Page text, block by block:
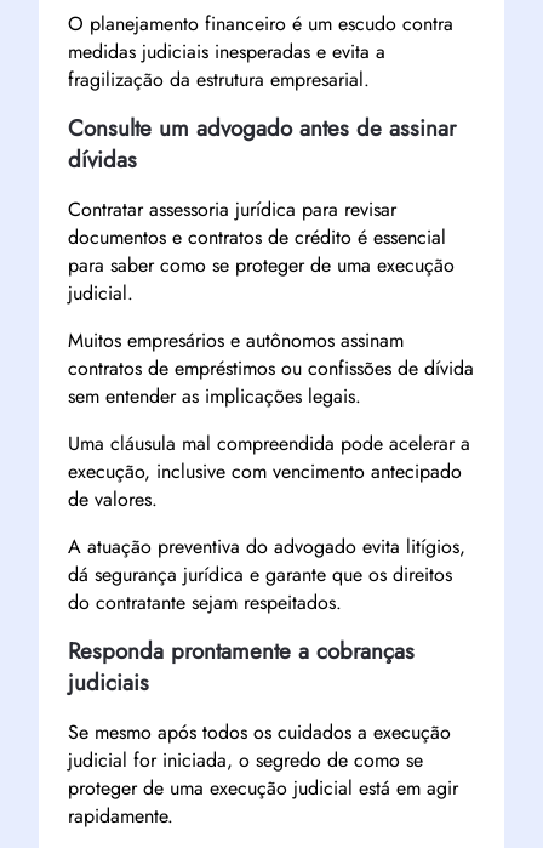
O planejamento financeiro é um escudo contra
medidas judiciais inesperadas e evita a
fragilização da estrutura empresarial.
Consulte um advogado antes de assinar
dívidas
Contratar assessoria jurídica para revisar
documentos e contratos de crédito é essencial
para saber como se proteger de uma execução
judicial.
Muitos empresários e autônomos assinam
contratos de empréstimos ou confissões de dívida
sem entender as implicações legais.
Uma cláusula mal compreendida pode acelerar a
execução, inclusive com vencimento antecipado
de valores.
A atuação preventiva do advogado evita litígios,
dá segurança jurídica e garante que os direitos
do contratante sejam respeitados.
Responda prontamente a cobranças
judiciais
Se mesmo após todos os cuidados a execução
judicial for iniciada, o segredo de como se
proteger de uma execução judicial está em agir
rapidamente.